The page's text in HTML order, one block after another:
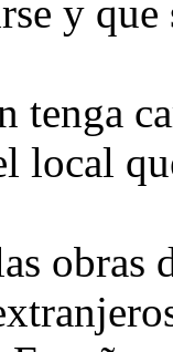
y
tenga
local
obras